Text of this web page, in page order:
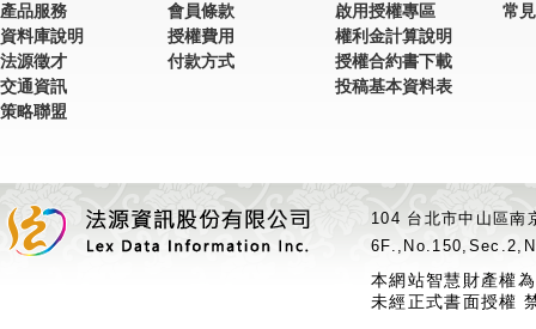
產品服務
資料庫說明
法源徵才
交通資訊
策略聯盟
會員條款
授權費用
付款方式
啟用授權專區
權利金計算說明
授權合約書下載
投稿基本資料表
常
104 台北市中山區
本網站智慧財產權
未經正式書面授權